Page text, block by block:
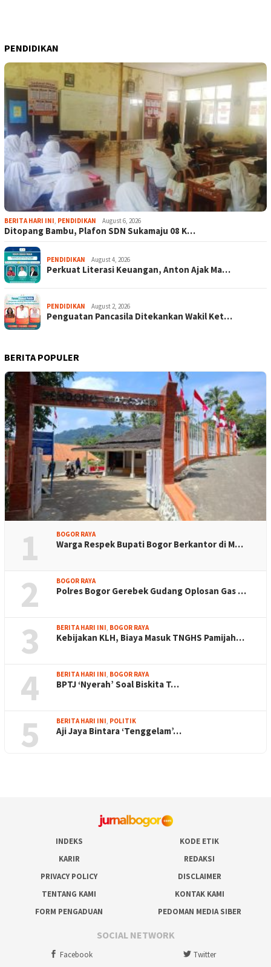
PENDIDIKAN
BERITA HARI INI, PENDIDIKAN August 6, 2026
Ditopang Bambu, Plafon SDN Sukamaju 08 K…
PENDIDIKAN August 4, 2026
Perkuat Literasi Keuangan, Anton Ajak Ma…
PENDIDIKAN August 2, 2026
Penguatan Pancasila Ditekankan Wakil Ket…
BERITA POPULER
1 BOGOR RAYA
Warga Respek Bupati Bogor Berkantor di M…
2 BOGOR RAYA
Polres Bogor Gerebek Gudang Oplosan Gas …
3 BERITA HARI INI BOGOR RAYA
Kebijakan KLH, Biaya Masuk TNGHS Pamijah…
4 BERITA HARI INI BOGOR RAYA
BPTJ ‘Nyerah’ Soal Biskita T…
5 BERITA HARI INI POLITIK
Aji Jaya Bintara ‘Tenggelam’…
INDEKS
KODE ETIK
KARIR
REDAKSI
PRIVACY POLICY
DISCLAIMER
TENTANG KAMI
KONTAK KAMI
FORM PENGADUAN
PEDOMAN MEDIA SIBER
SOCIAL NETWORK
Facebook Twitter